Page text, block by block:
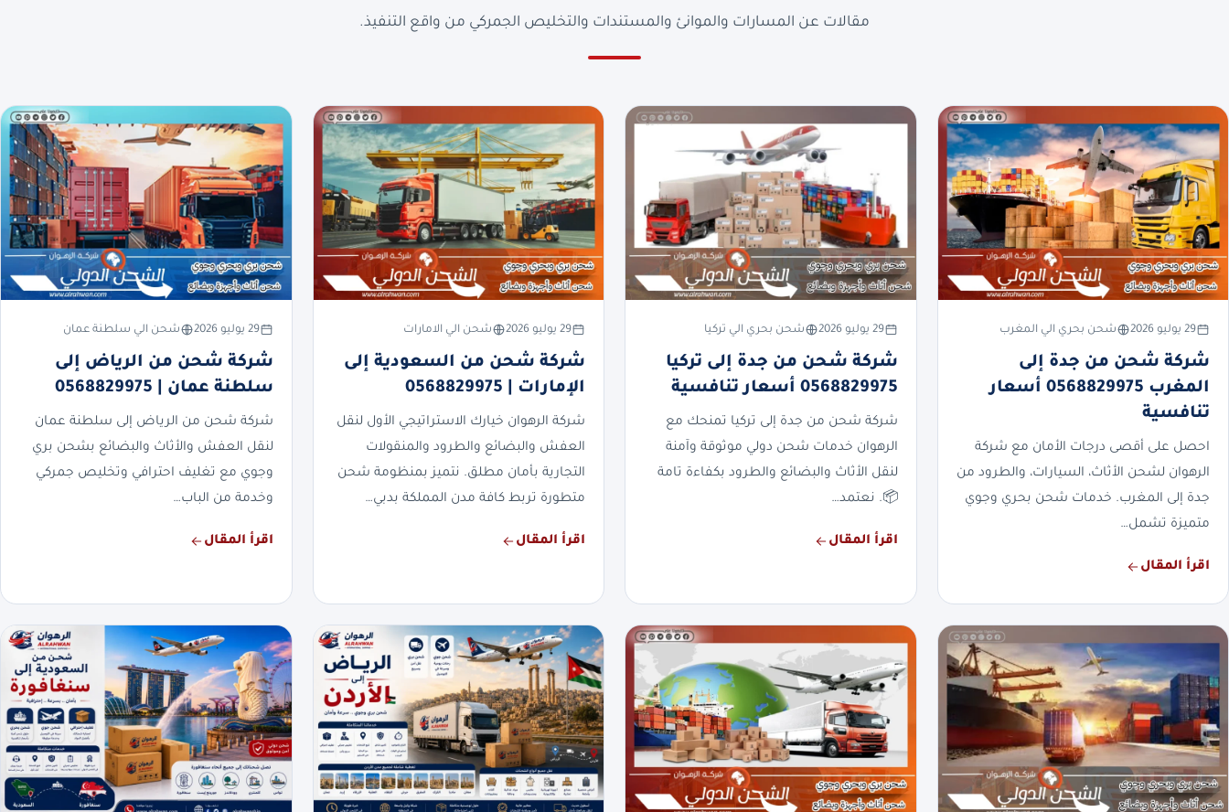
مقالات عن المسارات والموانئ والمستندات والتخليص الجمركي من واقع التنفيذ.
29 يوليو 2026 شحن بحري الي المغرب
شركة شحن من جدة إلى
المغرب 0568829975 أسعار
تنافسية
احصل على أقصى درجات الأمان مع شركة
الرهوان لشحن الأثاث، السيارات، والطرود من
جدة إلى المغرب. خدمات شحن بحري وجوي
متميزة تشمل…
اقرأ المقال
29 يوليو 2026 شحن بحري الي تركيا
شركة شحن من جدة إلى تركيا
0568829975 أسعار تنافسية
شركة شحن من جدة إلى تركيا تمنحك مع
الرهوان خدمات شحن دولي موثوقة وآمنة
لنقل الأثاث والبضائع والطرود بكفاءة تامة
📦. نعتمد…
اقرأ المقال
29 يوليو 2026 شحن الي الامارات
شركة شحن من السعودية إلى
الإمارات | 0568829975
شركة الرهوان خيارك الاستراتيجي الأول لنقل
العفش والبضائع والطرود والمنقولات
التجارية بأمان مطلق. نتميز بمنظومة شحن
متطورة تربط كافة مدن المملكة بدبي…
اقرأ المقال
29 يوليو 2026 شحن الي سلطنة عمان
شركة شحن من الرياض إلى
سلطنة عمان | 0568829975
شركة شحن من الرياض إلى سلطنة عمان
لنقل العفش والأثاث والبضائع بشحن بري
وجوي مع تغليف احترافي وتخليص جمركي
وخدمة من الباب…
اقرأ المقال